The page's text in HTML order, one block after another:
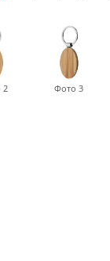
2 Фото 3